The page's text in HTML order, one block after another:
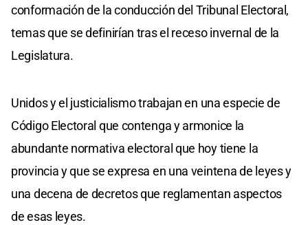
conformación de la conducción del Tribunal Electoral,
temas que se definirían tras el receso invernal de la
Legislatura.
Unidos y el justicialismo trabajan en una especie de
Código Electoral que contenga y armonice la
abundante normativa electoral que hoy tiene la
provincia y que se expresa en una veintena de leyes y
una decena de decretos que reglamentan aspectos
de esas leyes.